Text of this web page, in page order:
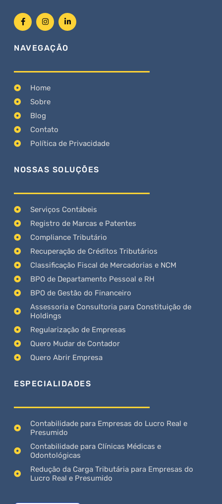
NAVEGAÇÃO
Home
Sobre
Blog
Contato
Política de Privacidade
NOSSAS SOLUÇÕES
Serviços Contábeis
Registro de Marcas e Patentes
Compliance Tributário
Recuperação de Créditos Tributários
Classificação Fiscal de Mercadorias e NCM
BPO de Departamento Pessoal e RH
BPO de Gestão do Financeiro
Assessoria e Consultoria para Constituição de
Holdings
Regularização de Empresas
Quero Mudar de Contador
Quero Abrir Empresa
ESPECIALIDADES
Contabilidade para Empresas do Lucro Real e
Presumido
Contabilidade para Clínicas Médicas e
Odontológicas
Redução da Carga Tributária para Empresas do
Lucro Real e Presumido